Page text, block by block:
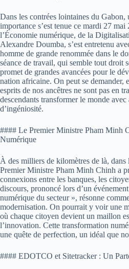
Dans les contrées lointaines du Gabon,
importance s’est tenue ce mardi 27
l’Économie numérique, de la
Alexandre Doumba, s’est entretenu
homme de grande renommée dans le
séance de travail, qui semble tout droit
promet de grandes avancées pour le
nation africaine. On peut se demander,
esprits de nos ancêtres ne sont pas en
descendants transformer le monde avec
d’ingéniosité.
#### Le Premier Ministre Pham Minh
Numérique
À des milliers de kilomètres de là, dans
Premier Ministre Pham Minh Chinh a
connexions entre les banques, les
discours, prononcé lors d’un
numérique du secteur », résonne
modernisation. On pourrait y voir une
où chaque citoyen devient un maillon
l’innovation. Cette transformation
une quête de perfection, un idéal que
#### EDOTCO et Sitetracker : Un